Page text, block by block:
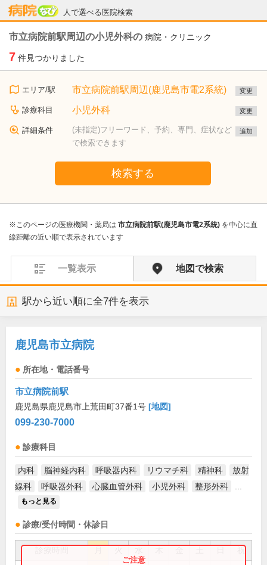
人で選べる医院検索
病院なび
市立病院前駅周辺の小児外科の 病院・クリニック
7 件見つかりました
エリア/駅 市立病院前駅周辺(鹿児島市電2系統) 変更
診療科目 小児外科 変更
詳細条件
(未指定)フリーワード、予約、専門、症状など
で検索できます
追加
検索する
※このページの医療機関・薬局は 市立病院前駅(鹿児島市電2系統) を中心に直
線距離の近い順で表示されています
一覧表示 地図で検索
駅から近い順に全7件を表示
鹿児島市立病院
所在地・電話番号
市立病院前駅
鹿児島県鹿児島市上荒田町37番1号 [地図]
099-230-7000
診療科目
内科 脳神経内科 呼吸器内科 リウマチ科 精神科
放射
線科
呼吸器外科 心臓血管外科 小児外科 整形外科
もっと見る
診療/受付時間・休診日
祝